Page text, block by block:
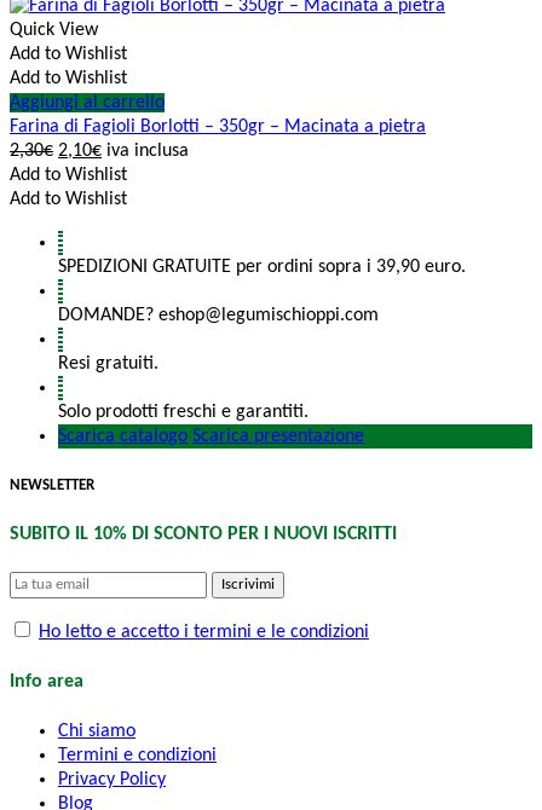
Quick View
Add to Wishlist
Add to Wishlist
Aggiungi al carrello
Farina di Fagioli Borlotti – 350gr – Macinata a pietra
2,30€ 2,10€ iva inclusa
Add to Wishlist
Add to Wishlist
SPEDIZIONI GRATUITE per ordini sopra i 39,90 euro.
DOMANDE? eshop@legumischioppi.com
Resi gratuiti.
Solo prodotti freschi e garantiti.
Scarica catalogo Scarica presentazione
NEWSLETTER
SUBITO IL 10% DI SCONTO PER I NUOVI ISCRITTI
Iscrivimi
Ho letto e accetto i termini e le condizioni
Info area
Chi siamo
Termini e condizioni
Privacy Policy
Blog